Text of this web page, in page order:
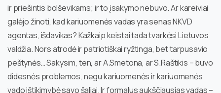
ir priešintis bolševikams; ir to įsakymo nebuvo. Ar kareiviai
galėjo žinoti, kad kariuomenės vadas yra senas NKVD
agentas, išdavikas? Kažkaip keistai tada tvarkėsi Lietuvos
valdžia. Nors atrodė ir patriotiškai ryžtinga, bet tarpusavio
peštynės… Sakysim, ten, ar A.Smetona, ar S.Raštikis – buvo
didesnės problemos, negu kariuomenės ir kariuomenės
vado ištikimybė savo šaliai. Ir formalus aukščiausias vadas –